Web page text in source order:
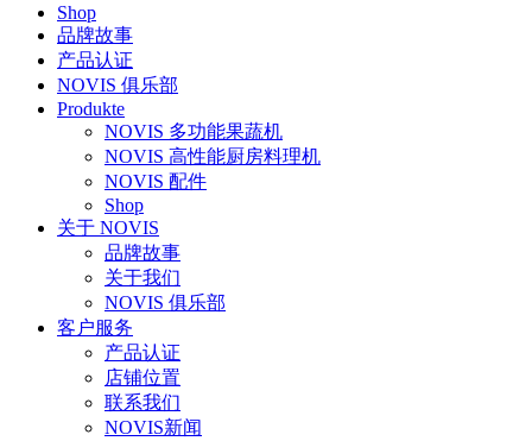
Shop
品牌故事
产品认证
NOVIS 俱乐部
Produkte
NOVIS 多功能果蔬机
NOVIS 高性能厨房料理机
NOVIS 配件
Shop
关于 NOVIS
品牌故事
关于我们
NOVIS 俱乐部
客户服务
产品认证
店铺位置
联系我们
NOVIS新闻